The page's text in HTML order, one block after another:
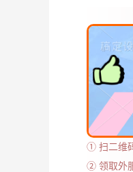
① 扫二维
② 领取外